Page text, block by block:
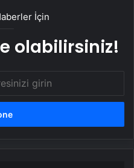
İçin
olabilirsiniz!